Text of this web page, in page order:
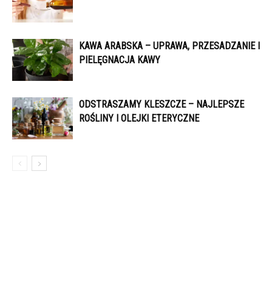
KAWA ARABSKA – UPRAWA, PRZESADZANIE I
PIELĘGNACJA KAWY
ODSTRASZAMY KLESZCZE – NAJLEPSZE
ROŚLINY I OLEJKI ETERYCZNE